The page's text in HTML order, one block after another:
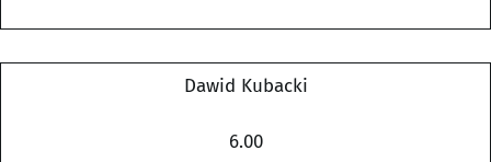
Dawid Kubacki
6.00